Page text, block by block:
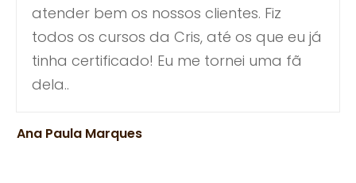
atender bem os nossos clientes. Fiz
todos os cursos da Cris, até os que eu já
tinha certificado! Eu me tornei uma fã
dela..
Ana Paula Marques